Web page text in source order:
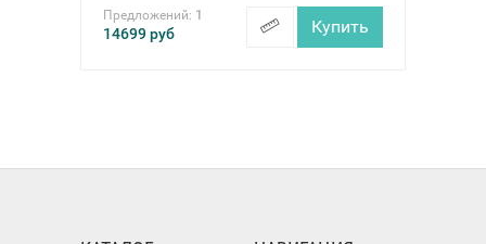
Предложений: 1
14699руб Купить